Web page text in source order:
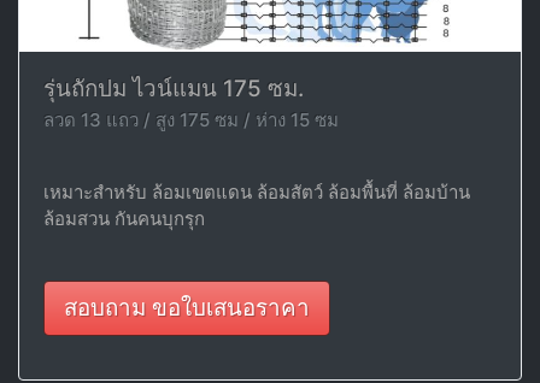
รุ่นถักปม ไวน์แมน 175 ซม.
ลวด 13 แถว / สูง 175 ซม / ห่าง 15 ซม
เหมาะสำหรับ ล้อมเขตแดน ล้อมสัตว์ ล้อมพื้นที่ ล้อมบ้าน
ล้อมสวน กันคนบุกรุก
สอบถาม ขอใบเสนอราคา